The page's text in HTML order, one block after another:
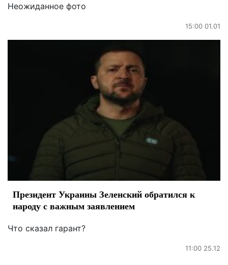
Неожиданное фото
15:00 01.01
Президент Украины Зеленский обратился к
народу с важным заявлением
Что сказал гарант?
11:00 25.12